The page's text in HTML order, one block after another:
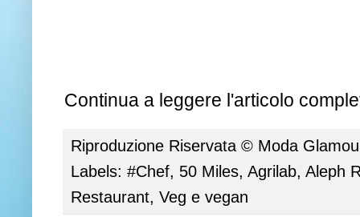
Continua a leggere l'articolo
Riproduzione Riservata © Moda
Labels: #Chef, 50 Miles, Agrilab, Aleph
Restaurant, Veg e vegan